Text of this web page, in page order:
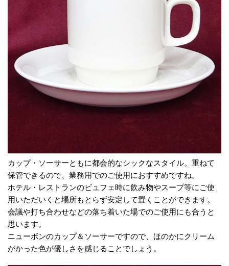
カップ・ソーサーともに都会的なシックなスタイル。重ねて
保管できるので、業務用でのご使用におすすめですね。
ホテル・レストランのビュフェ時に飲み物やスープ等にご使
用いただいくと場所もとらず安定して置くことができます。
会議や打ち合わせなどの落ち着いた場でのご使用にも合うと
思います。
ニューボンのカップ＆ソーサーですので、ほのかにクリーム
がかった色が優しさを感じることでしょう。